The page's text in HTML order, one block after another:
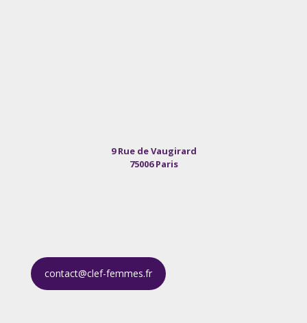
9 Rue de Vaugirard
75006 Paris
contact@clef-femmes.fr